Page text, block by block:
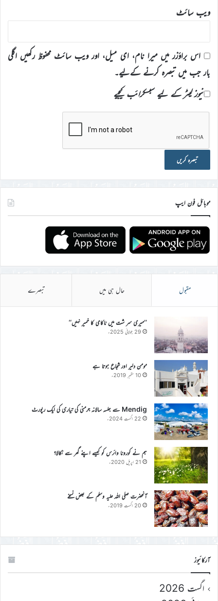
ویب‌ سائٹ
اس براؤزر میں میرا نام، ای میل، اور ویب سائٹ محفوظ رکھیں اگلی
بار جب میں تبصرہ کرنے کےلیے۔
نیوز لیٹر کے لیے سبسکرائب کیجیے
موبائل فون ایپ
مقبول حال ہی میں تبصرے
’’میری سر شت میں ناکامی کا خمیر نہیں‘‘
29 جولائی 2025ء
مومن دلیر اور شجاع ہوتا ہے
10 ستمبر 2019ء
Mendig سے جلسہ سالانہ جرمنی کی تیاری کی ایک رپورٹ
22 اگست 2024ء
ہم نے کورونا وائرس کو کیسے اپنے گھر سے نکالا؟
21 اپریل 2020ء
آنحضرت صلی اللہ علیہ وسلم کے بعض نسخے
20 اگست 2019ء
آرکائیوز
اگست 2026